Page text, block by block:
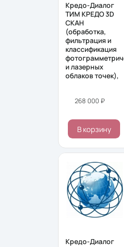
Кредо-Диалог
ТИМ КРЕДО 3D
СКАН
(обработка,
фильтрация и
классификация
и лазерных
облаков точек),
268 000 ₽
В корзину
Кредо-Диалог